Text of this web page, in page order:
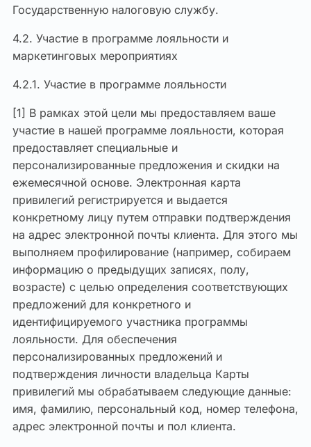
Государственную налоговую службу.
4.2. Участие в программе лояльности и
маркетинговых мероприятиях
4.2.1. Участие в программе лояльности
[1] В рамках этой цели мы предоставляем ваше
участие в нашей программе лояльности, которая
предоставляет специальные и
персонализированные предложения и скидки на
ежемесячной основе. Электронная карта
привилегий регистрируется и выдается
конкретному лицу путем отправки подтверждения
на адрес электронной почты клиента. Для этого мы
выполняем профилирование (например, собираем
информацию о предыдущих записях, полу,
возрасте) с целью определения соответствующих
предложений для конкретного и
идентифицируемого участника программы
лояльности. Для обеспечения
персонализированных предложений и
подтверждения личности владельца Карты
привилегий мы обрабатываем следующие данные:
имя, фамилию, персональный код, номер телефона,
адрес электронной почты и пол клиента.